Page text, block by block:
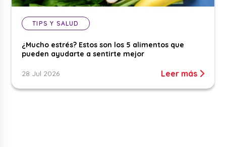
TIPS Y SALUD
¿Mucho estrés? Estos son los 5 alimentos que
pueden ayudarte a sentirte mejor
28 Jul 2026 Leer más